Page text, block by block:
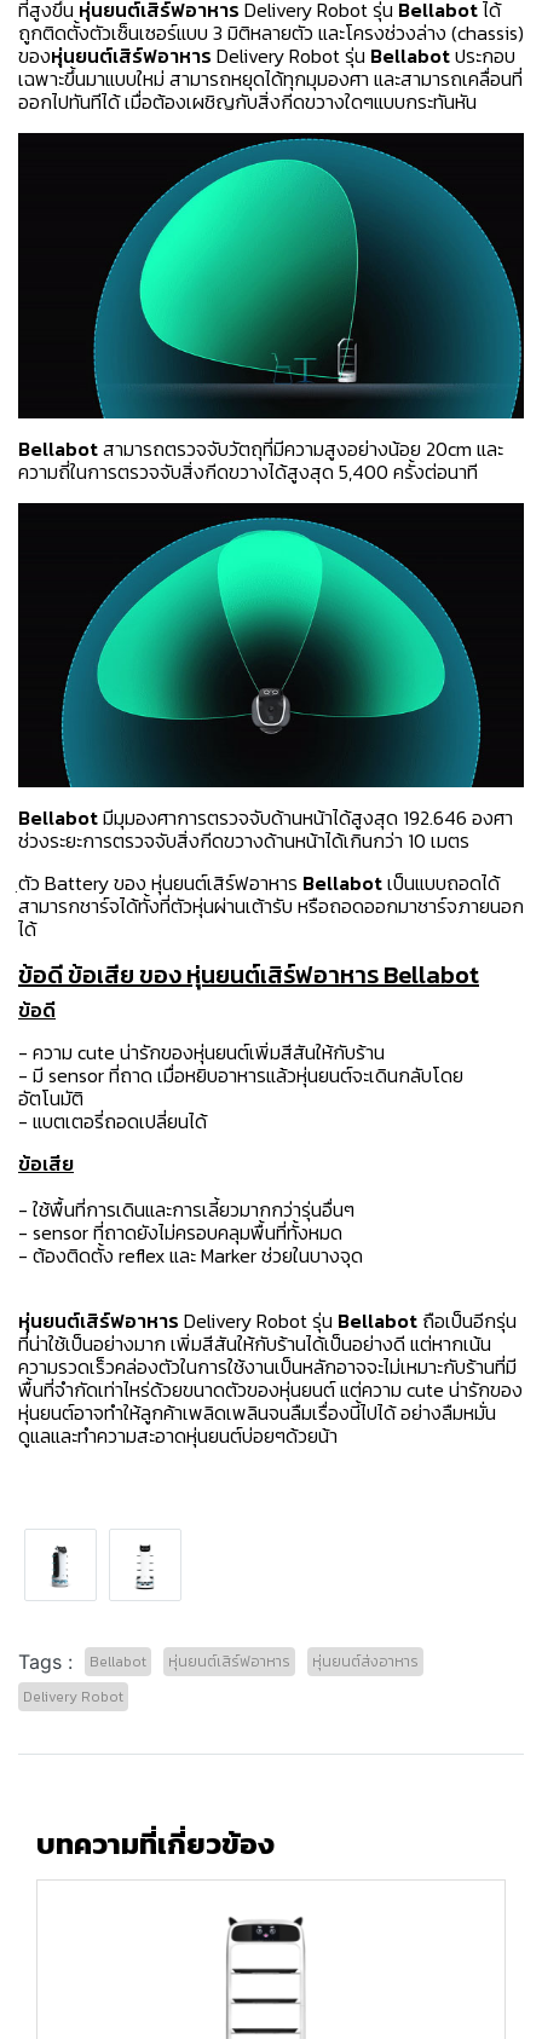
ที่สูงขึ้น หุ่นยนต์เสิร์ฟอาหาร Delivery Robot รุ่น Bellabotได้
ถูกติดตั้งตัวเซ็นเซอร์แบบ 3 มิติหลายตัว และโครงช่วงล่าง (chassis)
ของหุ่นยนต์เสิร์ฟอาหาร Delivery Robot รุ่น Bellabotประกอบ
เฉพาะขึ้นมาแบบใหม่ สามารถหยุดได้ทุกมุมองศา และสามารถเคลื่อนที่
ออกไปทันทีได้ เมื่อต้องเผชิญกับสิ่งกีดขวางใดๆแบบกระทันหัน
Bellabotสามารถตรวจจับวัตถุที่มีความสูงอย่างน้อย 20cm และ
ความถี่ในการตรวจจับสิ่งกีดขวางได้สูงสุด 5,400 ครั้งต่อนาที
Bellabotมีมุมองศาการตรวจจับด้านหน้าได้สูงสุด 192.646 องศา
ช่วงระยะการตรวจจับสิ่งกีดขวางด้านหน้าได้เกินกว่า 10 เมตร
ฺตัว Battery ของ หุ่นยนต์เสิร์ฟอาหาร Bellabotเป็นแบบถอดได้
สามารกชาร์จได้ทั้งที่ตัวหุ่นผ่านเต้ารับ หรือถอดออกมาชาร์จภายนอก
ได้
ข้อดี ข้อเสีย ของ หุ่นยนต์เสิร์ฟอาหาร Bellabot
ข้อดี
- ความ cute น่ารักของหุ่นยนต์เพิ่มสีสันให้กับร้าน
- มี sensor ที่ถาด เมื่อหยิบอาหารแล้วหุ่นยนต์จะเดินกลับโดย
อัตโนมัติ
- แบตเตอรี่ถอดเปลี่ยนได้
ข้อเสีย
- ใช้พื้นที่การเดินและการเลี้ยวมากกว่ารุ่นอื่นๆ
- sensor ที่ถาดยังไม่ครอบคลุมพื้นที่ทั้งหมด
- ต้องติดตั้ง reflex และ Marker ช่วยในบางจุด
หุ่นยนต์เสิร์ฟอาหาร Delivery Robotรุ่น Bellabot ถือเป็นอีกรุ่น
ที่น่าใช้เป็นอย่างมาก เพิ่มสีสันให้กับร้านได้เป็นอย่างดี แต่หากเน้น
ความรวดเร็วคล่องตัวในการใช้งานเป็นหลักอาจจะไม่เหมาะกับร้านที่มี
พื้นที่จำกัดเท่าไหร่ด้วยขนาดตัวของหุ่นยนต์แต่ความ cute น่ารักของ
หุ่นยนต์อาจทำให้ลูกค้าเพลิดเพลินจนลืมเรื่องนี้ไปได้ อย่างลืมหมั่น
ดูแลและทำความสะอาดหุ่นยนต์บ่อยๆด้วยน้า
Tags : Bellabot หุ่นยนต์เสิร์ฟอาหาร
หุ่นยนต์ส่งอาหาร
Delivery Robot
บทความที่เกี่ยวข้อง